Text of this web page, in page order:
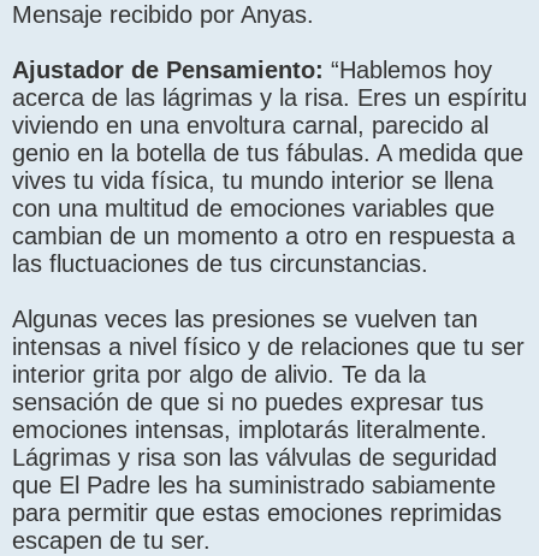
Mensaje recibido por Anyas.
Ajustador de Pensamiento: “Hablemos hoy
acerca de las lágrimas y la risa. Eres un espíritu
viviendo en una envoltura carnal, parecido al
genio en la botella de tus fábulas. A medida que
vives tu vida física, tu mundo interior se llena
con una multitud de emociones variables que
cambian de un momento a otro en respuesta a
las fluctuaciones de tus circunstancias.
Algunas veces las presiones se vuelven tan
intensas a nivel físico y de relaciones que tu ser
interior grita por algo de alivio. Te da la
sensación de que si no puedes expresar tus
emociones intensas, implotarás literalmente.
Lágrimas y risa son las válvulas de seguridad
que El Padre les ha suministrado sabiamente
para permitir que estas emociones reprimidas
escapen de tu ser.